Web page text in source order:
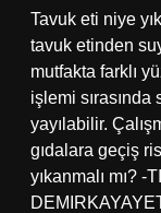
Tavuk eti niye
tavuk etinden
mutfakta farklı
işlemi
yayılabilir.
gıdalara geçiş
yıkanmalı mı?